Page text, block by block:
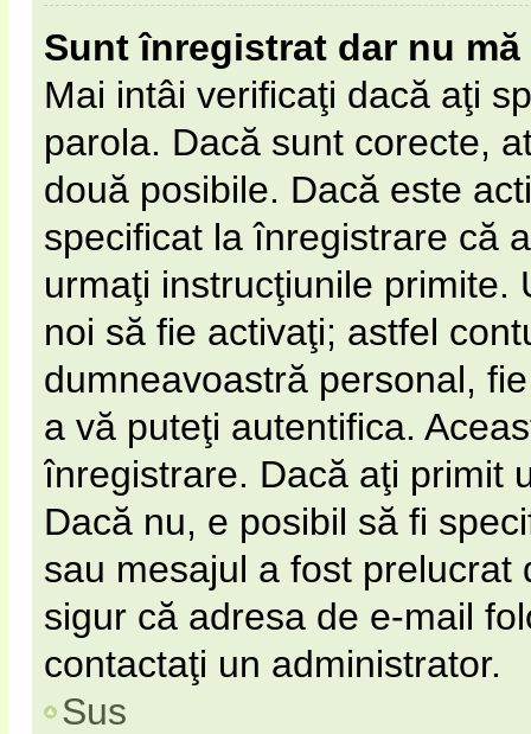
Sunt înregistrat dar nu
Mai intâi verificaţi dacă aţi
parola. Dacă sunt corecte,
două posibile. Dacă este
specificat la înregistrare că
urmaţi instrucţiunile primite.
noi să fie activaţi; astfel
dumneavoastră personal,
a vă puteţi autentifica.
înregistrare. Dacă aţi primit
Dacă nu, e posibil să fi
sau mesajul a fost
sigur că adresa de e-mail
contactaţi un administrator.
Sus